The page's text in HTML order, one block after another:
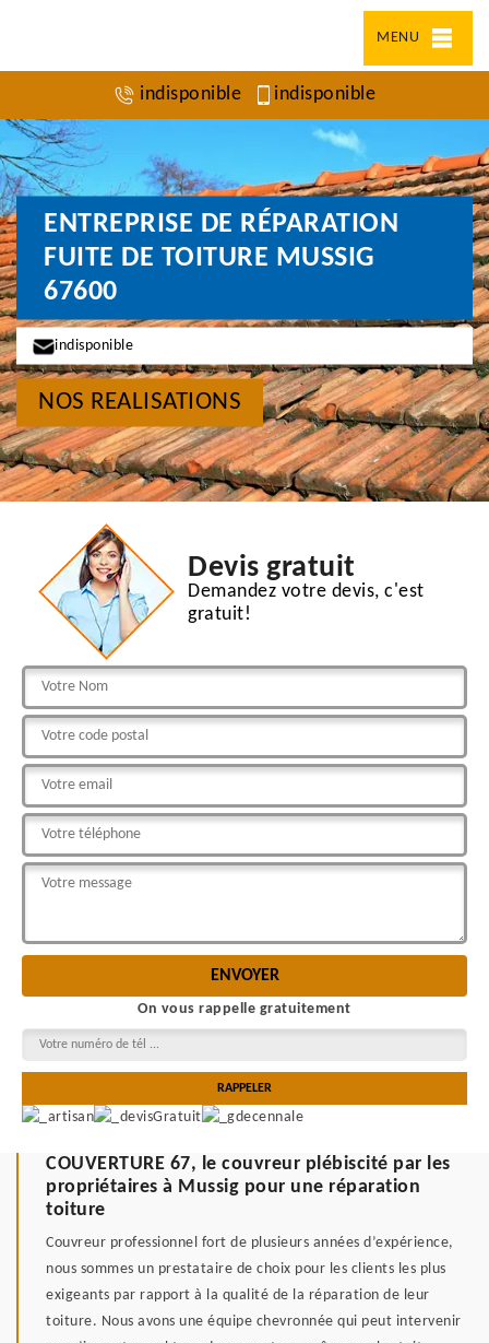
MENU
indisponible indisponible
ENTREPRISE DE RÉPARATION
FUITE DE TOITURE MUSSIG
67600
indisponible
NOS REALISATIONS
Devis gratuit
Demandez votre devis, c'est
gratuit!
On vous rappelle gratuitement
COUVERTURE 67, le couvreur plébiscité par les
propriétaires à Mussig pour une réparation
toiture
Couvreur professionnel fort de plusieurs années d’expérience,
nous sommes un prestataire de choix pour les clients les plus
exigeants par rapport à la qualité de la réparation de leur
toiture. Nous avons une équipe chevronnée qui peut intervenir